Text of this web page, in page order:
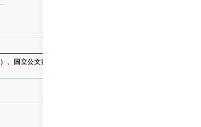
） 、 国立公文書館デジタルアーカイブ